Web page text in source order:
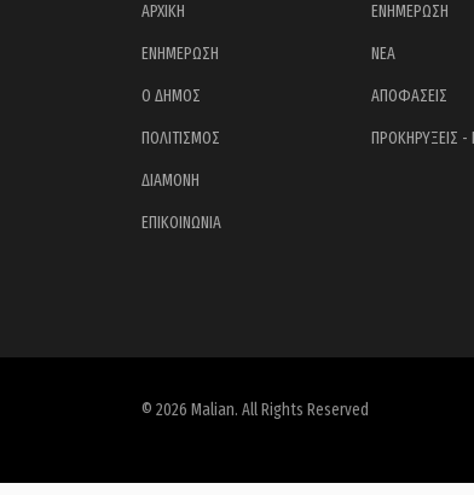
ΑΡΧΙΚΗ
ΕΝΗΜΕΡΩΣΗ
Ο ΔΗΜΟΣ
ΠΟΛΙΤΙΣΜΟΣ
ΔΙΑΜΟΝΗ
ΕΠΙΚΟΙΝΩΝΙΑ
ΕΝΗΜΕΡΩΣΗ
ΝΕΑ
ΑΠΟΦΑΣΕΙΣ
ΠΡΟΚΗΡΥΞΕΙΣ -
© 2026 Malian. All Rights Reserved